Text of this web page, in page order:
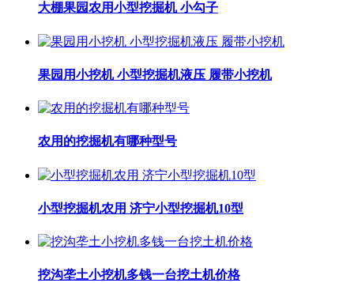
大棚果园农用小型挖掘机 小勾子
果园用小挖机 小型挖掘机液压 履带小挖机
农用的挖掘机有哪种型号
小型挖掘机农用 济宁小型挖掘机10型
挖沟垄土小挖机多钱一台挖土机价格